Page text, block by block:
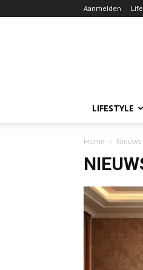
Aanmelden
LIFESTYLE
Home Nieuws